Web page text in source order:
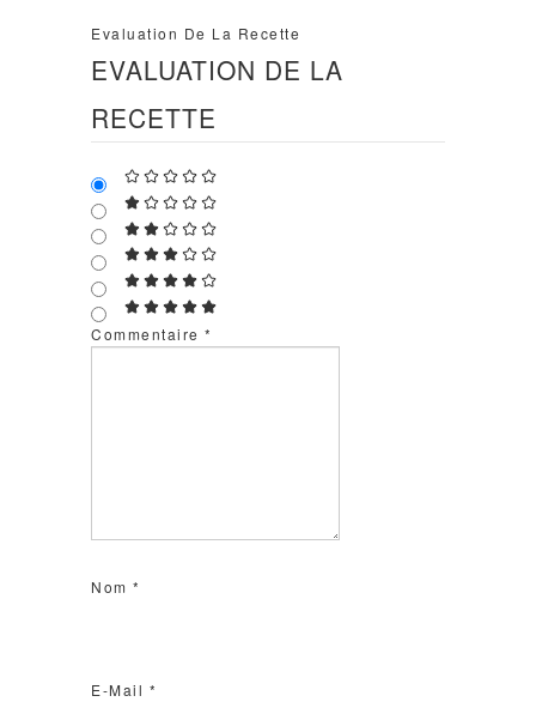
Evaluation De La Recette
EVALUATION DE LA
RECETTE
Commentaire*
Nom*
E-Mail *